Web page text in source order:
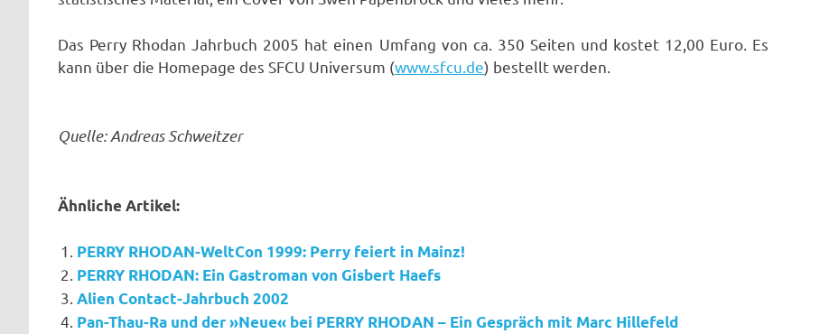
Das Perry Rhodan Jahrbuch 2005 hat einen Umfang von ca. 350 Seiten und kostet 12,00 Euro. Es
kann über die Homepage des SFCU Universum (www.sfcu.de) bestellt werden.
Quelle: Andreas Schweitzer
Ähnliche Artikel:
PERRY RHODAN-WeltCon 1999: Perry feiert in Mainz!
PERRY RHODAN: Ein Gastroman von Gisbert Haefs
Alien Contact-Jahrbuch 2002
Pan-Thau-Ra und der »Neue« bei PERRY RHODAN – Ein Gespräch mit Marc Hillefeld